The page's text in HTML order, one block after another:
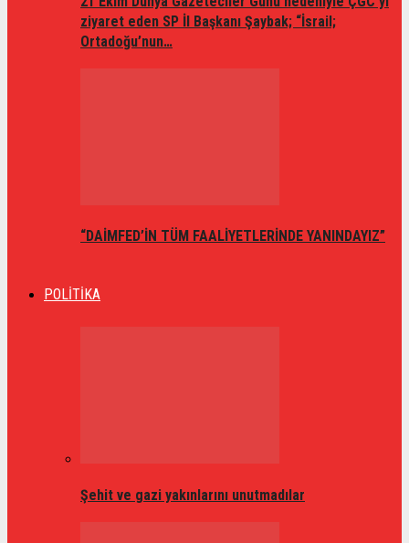
ziyaret eden SP İl Başkanı Şaybak; “İsrail;
Ortadoğu’nun…
“DAİMFED’İN TÜM FAALİYETLERİNDE YANINDAYIZ”
POLİTİKA
Şehit ve gazi yakınlarını unutmadılar